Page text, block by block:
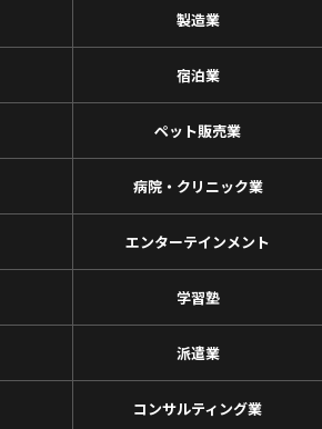
製造業
宿泊業
ペット販売業
病院・クリニック業
エンターテインメント
学習塾
派遣業
コンサルティング業